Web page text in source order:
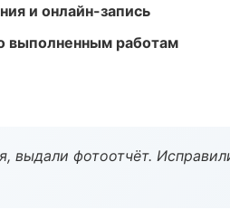
и онлайн-запись
выполненным работам
выдали фотоотчёт.